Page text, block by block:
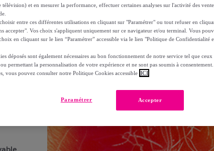
télévision) et en mesurer la performance, effectuer certaines analyses sur l'activité des
entre ces différentes utilisations en cliquant sur "Paramétrer" ou tout refuser en
accepter". Vos choix s'appliquent uniquement sur ce navigateur et/ou terminal. Vous
en cliquant sur le lien “Paramétrer” accessible via le lien "Politique de Confidentialité
déposés sont également nécessaires au bon fonctionnement de notre service tel que ceux
permettant la personnalisation de votre expérience et ne sont pas soumis à
vous pouvez consulter notre Politique Cookies accessible ICI
Accepter
Paramétrer